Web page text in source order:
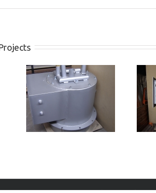
Βιομηχανικός καυστήρας
ορθογωνικής διατομής